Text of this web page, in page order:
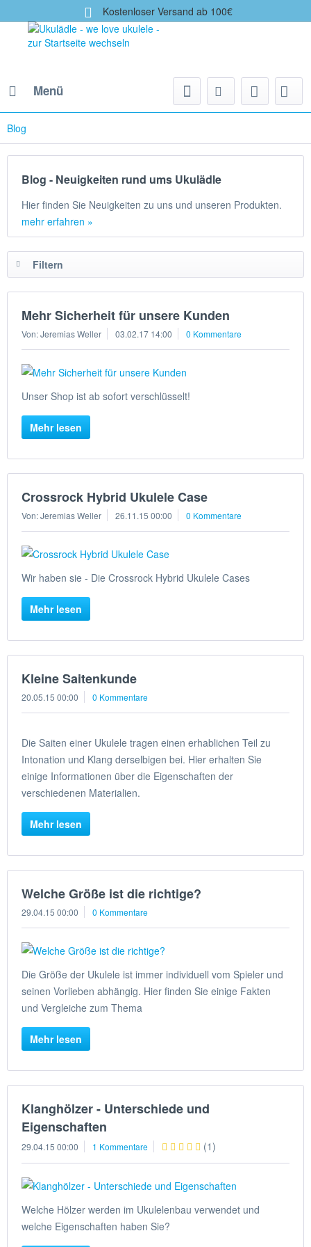
Kostenloser Versand ab 100€
Menü
Blog
Blog - Neuigkeiten rund ums Ukulädle
Hier finden Sie Neuigkeiten zu uns und unseren Produkten.
mehr erfahren »
Filtern
Mehr Sicherheit für unsere Kunden
Von: Jeremias Weller 03.02.17 14:00 0 Kommentare
Unser Shop ist ab sofort verschlüsselt!
Mehr lesen
Crossrock Hybrid Ukulele Case
Von: Jeremias Weller 26.11.15 00:00 0 Kommentare
Wir haben sie - Die Crossrock Hybrid Ukulele Cases
Mehr lesen
Kleine Saitenkunde
20.05.15 00:00 0 Kommentare
Die Saiten einer Ukulele tragen einen erhablichen Teil zu
Intonation und Klang derselbigen bei. Hier erhalten Sie
einige Informationen über die Eigenschaften der
verschiedenen Materialien.
Mehr lesen
Welche Größe ist die richtige?
29.04.15 00:00 0 Kommentare
Die Größe der Ukulele ist immer individuell vom Spieler und
seinen Vorlieben abhängig. Hier finden Sie einige Fakten
und Vergleiche zum Thema
Mehr lesen
Klanghölzer - Unterschiede und
Eigenschaften
29.04.15 00:00 1 Kommentare (1)
Welche Hölzer werden im Ukulelenbau verwendet und
welche Eigenschaften haben Sie?